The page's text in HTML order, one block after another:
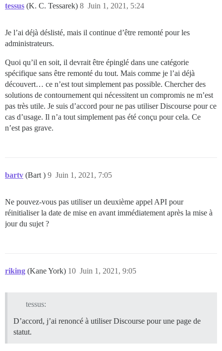
tessus (K. C. Tessarek) Juin 1, 2021, 5:24
8
Je l’ai déjà déslisté, mais il continue d’être remonté pour les
administrateurs.
Quoi qu’il en soit, il devrait être épinglé dans une catégorie
spécifique sans être remonté du tout. Mais comme je l’ai déjà
découvert… ce n’est tout simplement pas possible. Chercher des
solutions de contournement qui nécessitent un compromis ne m’est
pas très utile. Je suis d’accord pour ne pas utiliser Discourse pour ce
cas d’usage. Il n’a tout simplement pas été conçu pour cela. Ce
n’est pas grave.
bartv (Bart ) Juin 1, 2021, 7:05
9
Ne pouvez-vous pas utiliser un deuxième appel API pour
réinitialiser la date de mise en avant immédiatement après la mise à
jour du sujet ?
riking (Kane York) Juin 1, 2021, 9:05
10
tessus:
D’accord, j’ai renoncé à utiliser Discourse pour une page de
statut.